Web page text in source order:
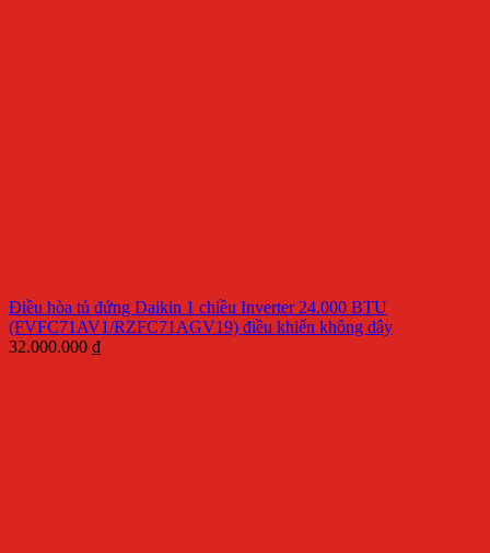
Điều hòa tủ đứng Daikin 1 chiều Inverter 24.000 BTU
(FVFC71AV1/RZFC71AGV19) điều khiển không dây
32.000.000 ₫